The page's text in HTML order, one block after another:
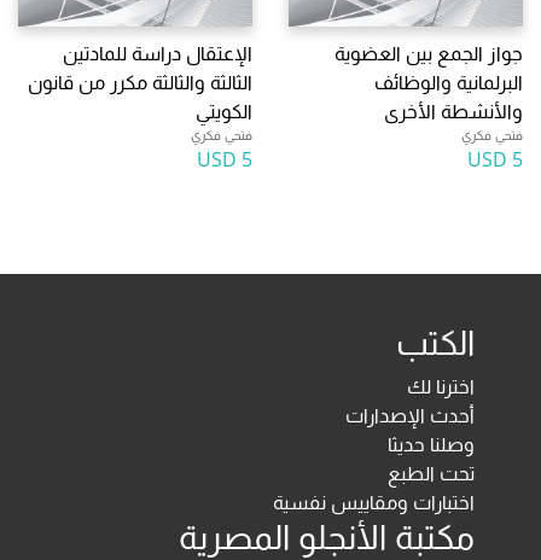
جواز الجمع بين العضوية
البرلمانية والوظائف
والأنشطة الأخرى
فتحي فكري
5 USD
الإعتقال دراسة للمادتين
الثالثة والثالثة مكرر من قانون
الكويتي
فتحي فكري
5 USD
الكتب
اخترنا لك
أحدث الإصدارات
وصلنا حديثا
تحت الطبع
اختبارات ومقاييس نفسية
مكتبة الأنجلو المصرية